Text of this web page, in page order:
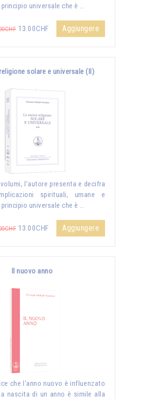
universale che è …
13.00CHF Aggiungere
solare e universale (II)
l’autore presenta e decifra
spirituali, umane e
universale che è …
13.00CHF Aggiungere
Il nuovo anno
che l'anno nuovo è influenzato
nascita di un anno è simile alla